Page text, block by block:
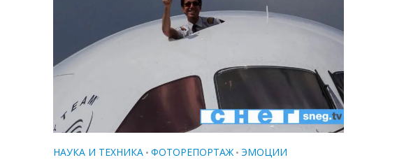
НАУКА И ТЕХНИКА • ФОТОРЕПОРТАЖ • ЭМОЦИИ